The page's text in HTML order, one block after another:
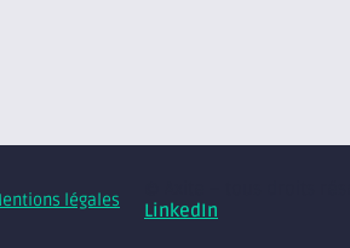
légales
LinkedIn